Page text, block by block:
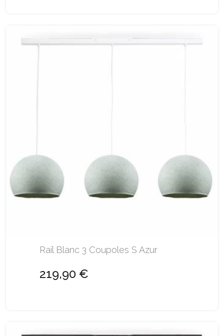
Rail Blanc 3 Coupoles S Azur
219,90 €